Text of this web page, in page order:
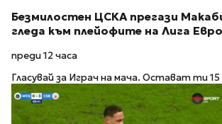
Безмилостен ЦСКА прегази
гледа към плейофите на Лига
преди 12 часа
Гласувай за Играч на мача. Остават ти